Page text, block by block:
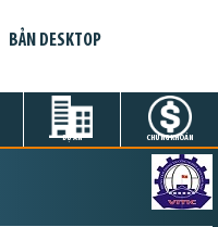
BẢN DESKTOP
DỰ ÁN CHỨNG KHOÁN